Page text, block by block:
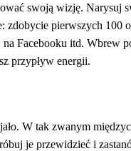
swoją wizję. Narysuj
zdobycie pierwszych 100
Facebooku itd. Wbrew
przypływ energii.
W tak zwanym
je przewidzieć i